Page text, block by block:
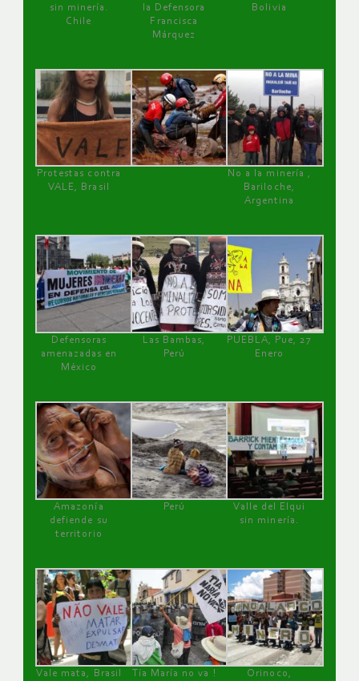
sin minería.
Chile
la Defensora
Francisca
Márquez
Bolivia
Protestas contra
VALE, Brasil
No a la minería ,
Bariloche,
Argentina
Defensoras
amenazadas en
México
Las Bambas,
Perú
PUEBLA, Pue, 27
Enero
Amazonía
defiende su
territorio
Perú
Valle del Elqui
sin minería.
Vale mata, Brasil Tía María no va ! Orinoco,